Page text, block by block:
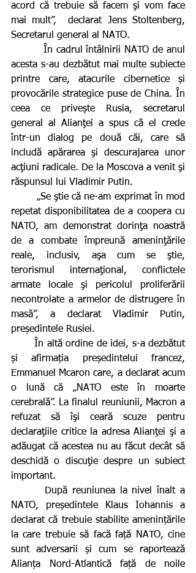
acord că trebuie să facem şi vom face
mai mult”,  declarat Jens Stoltenberg,
Secretarul general al NATO.
acesta s-au dezbătut mai multe subiecte
printre care, atacurile cibernetice și
provocările strategice puse de China. În
ceea ce privește Rusia, secretarul
general al Alianţei a spus că el crede
într-un dialog pe două căi, care să
includă apărarea şi descurajarea unor
acţiuni radicale. De la Moscova a venit şi
răspunsul lui Vladimir Putin.
repetat disponibilitatea de a coopera cu
NATO, am demonstrat dorinţa noastră
de a combate împreună ameninţările
reale, inclusiv, aşa cum se ştie,
terorismul internaţional, conflictele
armate locale şi pericolul proliferării
necontrolate a armelor de distrugere în
masă”, a declarat Vladimir Putin,
președintele Rusiei.
       În altă ordine de idei, s-a dezbătut
și afirmația președintelui francez,
Emmanuel Mcaron care, a declarat acum
o lună că „NATO este în moarte
cerebrală”. La finalul reuniunii, Macron a
refuzat să îşi ceară scuze pentru
declaraţiile critice la adresa Alianţei şi a
adăugat că acestea nu au făcut decât să
deschidă o discuţie despre un subiect
important.
NATO, președintele Klaus Iohannis a
declarat că trebuie stabilite amenințările
la care trebuie să facă față NATO, cine
sunt adversarii și cum se raportează
Alianța Nord-Atlantică față de noile